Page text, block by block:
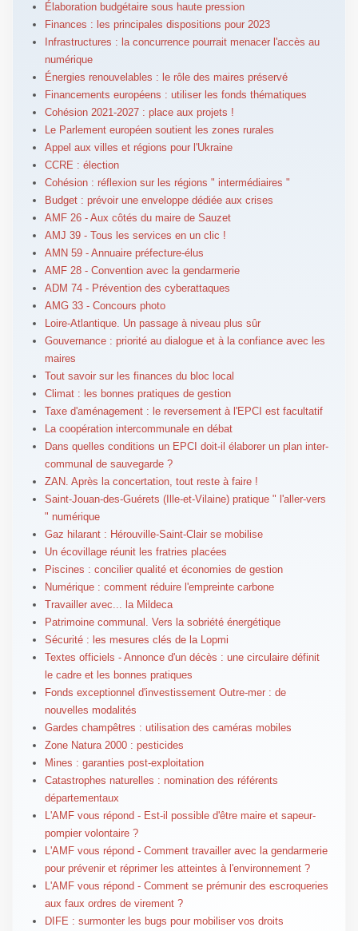
Élaboration budgétaire sous haute pression
Finances : les principales dispositions pour 2023
Infrastructures : la concurrence pourrait menacer l'accès au
numérique
Énergies renouvelables : le rôle des maires préservé
Financements européens : utiliser les fonds thématiques
Cohésion 2021-2027 : place aux projets !
Le Parlement européen soutient les zones rurales
Appel aux villes et régions pour l'Ukraine
CCRE : élection
Cohésion : réflexion sur les régions " intermédiaires "
Budget : prévoir une enveloppe dédiée aux crises
AMF 26 - Aux côtés du maire de Sauzet
AMJ 39 - Tous les services en un clic !
AMN 59 - Annuaire préfecture-élus
AMF 28 - Convention avec la gendarmerie
ADM 74 - Prévention des cyberattaques
AMG 33 - Concours photo
Loire-Atlantique. Un passage à niveau plus sûr
Gouvernance : priorité au dialogue et à la confiance avec les
maires
Tout savoir sur les finances du bloc local
Climat : les bonnes pratiques de gestion
Taxe d'aménagement : le reversement à l'EPCI est facultatif
La coopération intercommunale en débat
Dans quelles conditions un EPCI doit-il élaborer un plan inter-
communal de sauvegarde ?
ZAN. Après la concertation, tout reste à faire !
Saint-Jouan-des-Guérets (Ille-et-Vilaine) pratique " l'aller-vers
" numérique
Gaz hilarant : Hérouville-Saint-Clair se mobilise
Un écovillage réunit les fratries placées
Piscines : concilier qualité et économies de gestion
Numérique : comment réduire l'empreinte carbone
Travailler avec... la Mildeca
Patrimoine communal. Vers la sobriété énergétique
Sécurité : les mesures clés de la Lopmi
Textes officiels - Annonce d'un décès : une circulaire définit
le cadre et les bonnes pratiques
Fonds exceptionnel d'investissement Outre-mer : de
nouvelles modalités
Gardes champêtres : utilisation des caméras mobiles
Zone Natura 2000 : pesticides
Mines : garanties post-exploitation
Catastrophes naturelles : nomination des référents
départementaux
L'AMF vous répond - Est-il possible d'être maire et sapeur-
pompier volontaire ?
L'AMF vous répond - Comment travailler avec la gendarmerie
pour prévenir et réprimer les atteintes à l'environnement ?
L'AMF vous répond - Comment se prémunir des escroqueries
aux faux ordres de virement ?
DIFE : surmonter les bugs pour mobiliser vos droits